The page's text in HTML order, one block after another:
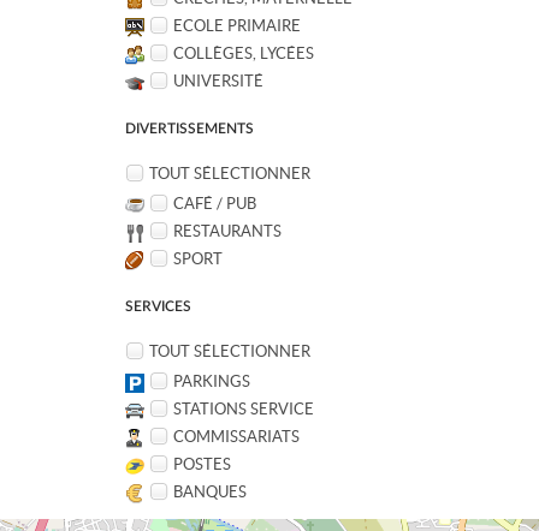
ECOLE PRIMAIRE
COLLÈGES, LYCÉES
UNIVERSITÉ
DIVERTISSEMENTS
TOUT SÉLECTIONNER
CAFÉ / PUB
RESTAURANTS
SPORT
SERVICES
TOUT SÉLECTIONNER
PARKINGS
STATIONS SERVICE
COMMISSARIATS
POSTES
BANQUES